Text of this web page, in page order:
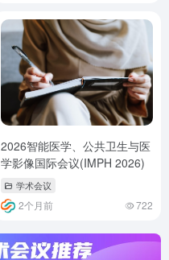
2026智能医学、公共卫生与医
学影像国际会议(IMPH 2026)
学术会议
2个月前 722